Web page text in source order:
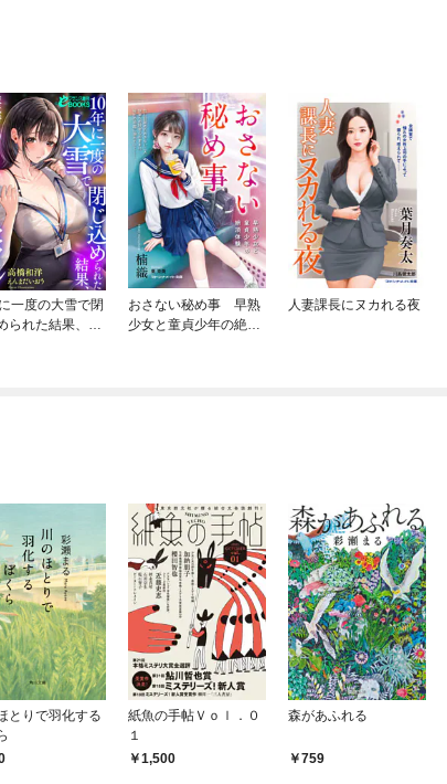
一度の大雪で閉
られた結果、彼
おさない秘め事 早熟
少女と童貞少年の絶頂
人妻課長にヌカれる夜
とりで羽化する
紙魚の手帖Ｖｏｌ．０
１
1,500
森があふれる
759